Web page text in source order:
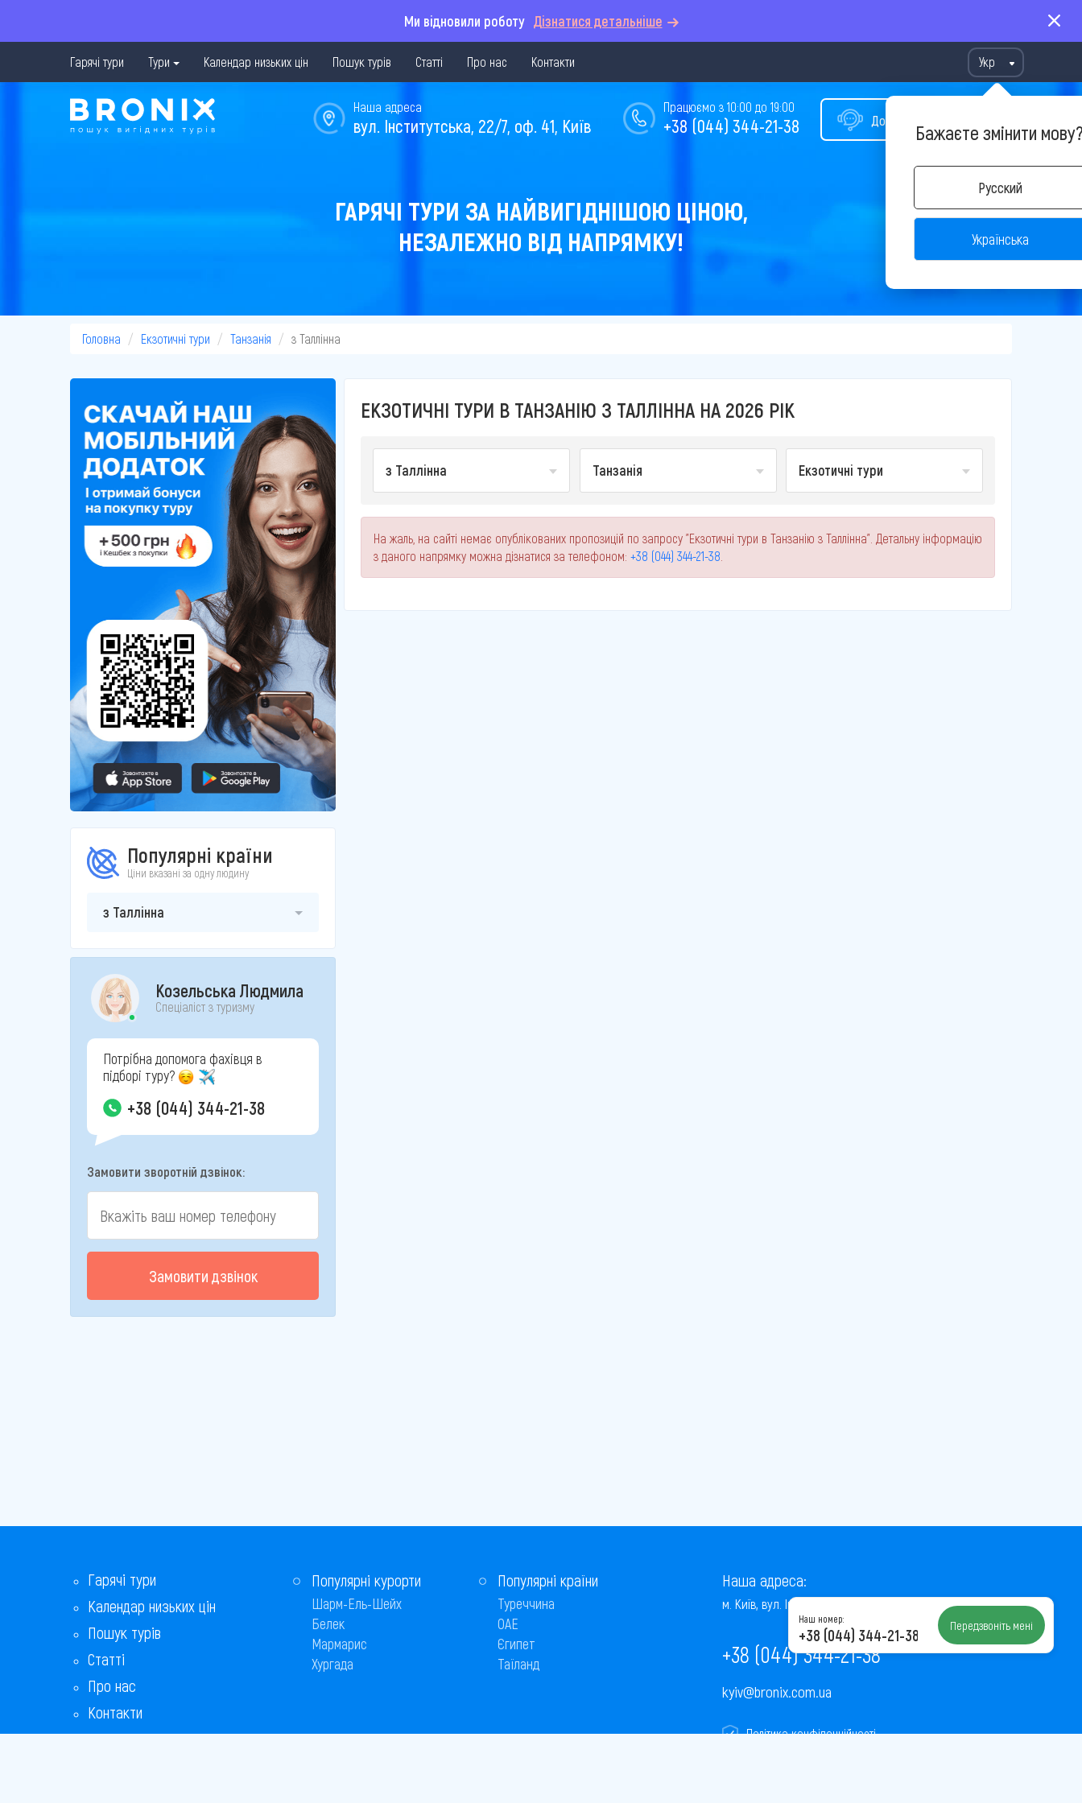
Ми відновили роботу Дізнатися детальніше
Гарячі тури Тури Календар низьких цін Пошук турів Статті Про нас Контакти Укр
Бажаєте змінити
Русский
Українська
Допомога у виборі туру
Працюємо з 10:00 до 19:00
+38 (044) 344-21-38
Наша адреса
вул. Інститутська, 22/7, оф. 41, Київ
ГАРЯЧІ ТУРИ ЗА НАЙВИГІДНІШОЮ ЦІНОЮ,
НЕЗАЛЕЖНО ВІД НАПРЯМКУ!
Головна Екзотичні тури Танзанія з Таллінна
Популярні країни
Ціни вказані за одну людину
з Таллінна
Козельська Людмила
Спеціаліст з туризму
Потрібна допомога фахівця в
підборі туру?
+38 (044) 344-21-38
Замовити зворотній дзвінок:
Замовити дзвінок
ЕКЗОТИЧНІ ТУРИ В ТАНЗАНІЮ З ТАЛЛІННА НА 2026 РІК
з Таллінна Танзанія Екзотичні тури
На жаль, на сайті немає опублікованих пропозицій по запросу "Екзотичні тури в Танзанію з Таллінна". Детальну інформацію
з даного напрямку можна дізнатися за телефоном: +38 (044) 344-21-38
Гарячі тури
Календар низьких цін
Пошук турів
Статті
Про нас
Контакти
Бонусна програма
Популярні курорти
Шарм-Ель-Шейх
Белек
Мармарис
Хургада
Популярні країни
Туреччина
ОАЕ
Єгипет
Таїланд
Наша адреса:
м. Київ, вул. Інститутська, 22/7, оф. 41
+38 (044) 344-21-38
kyiv@bronix.com.ua
Політика конфіденційності
Наш номер:
+38 (044) 344-21-38 Передзвоніть мені